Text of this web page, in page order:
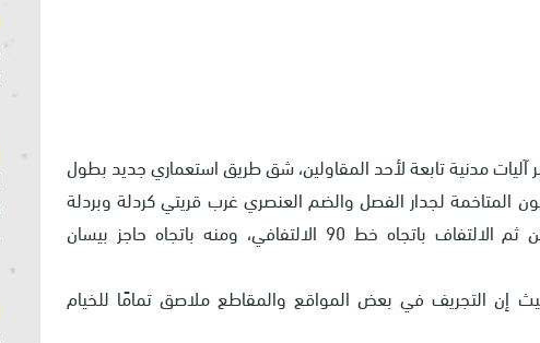
آليات مدنية تابعة لأحد المقاولين، شق طريق استعماري جديد بطول
قاعون المتاخمة لجدار الفصل والضم العنصري غرب قريتي كردلة وبردلة
باتجاه أطراف القريتين من الجهة الجنوبية، ومن ثم الالتفاف باتجاه خط 90 الالتفافي، ومنه باتجاه حاجز بيسان
إن التجريف في بعض المواقع والمقاطع ملاصق تمامًا للخيام